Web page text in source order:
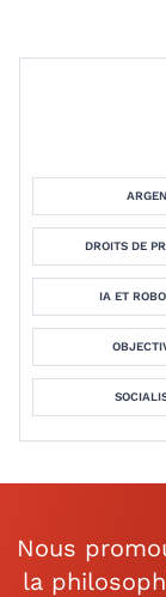
DROITS DE
IA ET
Nous
la